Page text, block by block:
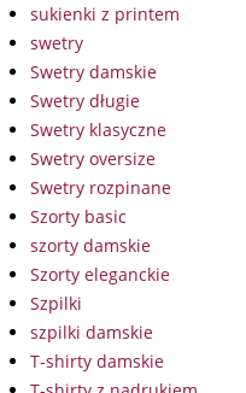
sukienki z printem
swetry
Swetry damskie
Swetry długie
Swetry klasyczne
Swetry oversize
Swetry rozpinane
Szorty basic
szorty damskie
Szorty eleganckie
Szpilki
szpilki damskie
T-shirty damskie